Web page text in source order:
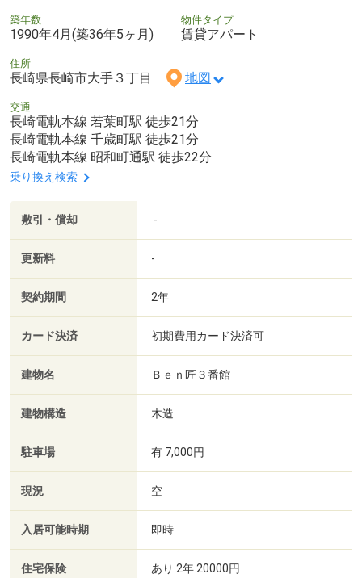
築年数
1990年4月(築36年5ヶ月)
物件タイプ
賃貸アパート
住所
長崎県長崎市大手３丁目 地図
交通
長崎電軌本線 若葉町駅 徒歩21分
長崎電軌本線 千歳町駅 徒歩21分
長崎電軌本線 昭和町通駅 徒歩22分
乗り換え検索
敷引・償却 -
更新料 -
契約期間 2年
カード決済 初期費用カード決済可
建物名 Ｂｅｎ匠３番館
建物構造 木造
駐車場 有 7,000円
現況 空
入居可能時期 即時
住宅保険 あり 2年 20000円